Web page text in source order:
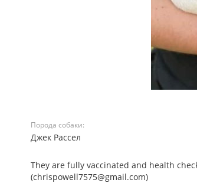
Порода собаки:
Джек Рассел
They are fully vaccinated and health
(chrispowell7575@gmail.com)